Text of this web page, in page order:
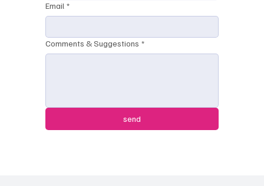
Email *
Comments & Suggestions *
send